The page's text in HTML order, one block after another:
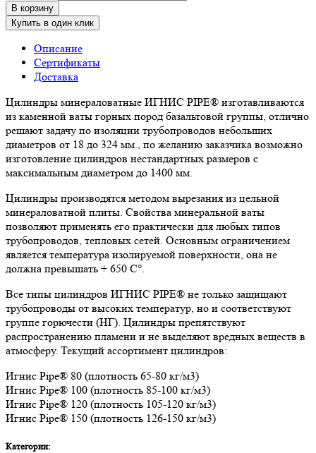
В корзину
Купить в один клик
Описание
Сертификаты
Доставка
Цилиндры минераловатные ИГНИС PIPE® изготавливаются
из каменной ваты горных пород базальтовой группы, отлично
решают задачу по изоляции трубопроводов небольших
диаметров от 18 до 324 мм., по желанию заказчика возможно
изготовление цилиндров нестандартных размеров с
максимальным диаметром до 1400 мм.
Цилиндры производятся методом вырезания из цельной
минераловатной плиты. Свойства минеральной ваты
позволяют применять его практически для любых типов
трубопроводов, тепловых сетей. Основным ограничением
является температура изолируемой поверхности, она не
должна превышать + 650 C°.
Все типы цилиндров ИГНИС PIPE® не только защищают
трубопроводы от высоких температур, но и соответствуют
группе горючести (НГ). Цилиндры препятствуют
распространению пламени и не выделяют вредных веществ в
атмосферу. Текущий ассортимент цилиндров:
Игнис Pipe® 80 (плотность 65-80 кг/м3)
Игнис Pipe® 100 (плотность 85-100 кг/м3)
Игнис Pipe® 120 (плотность 105-120 кг/м3)
Игнис Pipe® 150 (плотность 126-150 кг/м3)
Категории: